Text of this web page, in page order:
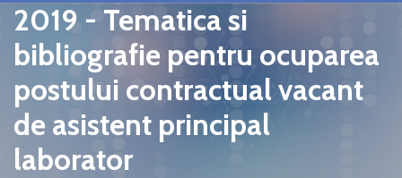
2019 - Tematica si
bibliografie pentru ocuparea
postului contractual vacant
de asistent principal
laborator